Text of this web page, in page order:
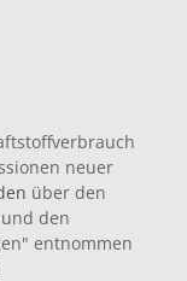
neuer
über den
den
entnommen